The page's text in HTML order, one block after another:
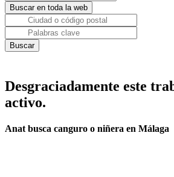
Desgraciadamente este
activo.
Anat busca canguro o niñera en Málaga